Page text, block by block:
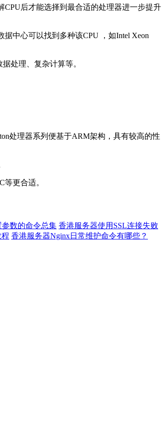
后才能选择到最合适的处理器进一步提升
中心可以找到多种该CPU ，如Intel Xeon
处理、复杂计算等。
处理器系列便基于ARM架构，具有较高的性
更合适。
数的命令总集 香港服务器使用SSL连接失败
香港服务器Nginx日常维护命令有哪些？